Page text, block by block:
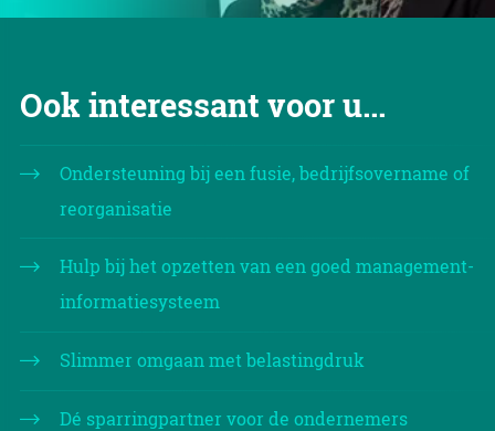
Ook interessant voor u...
Ondersteuning bij een fusie, bedrijfsovername of
reorganisatie
Hulp bij het opzetten van een goed management-
informatiesysteem
Slimmer omgaan met belastingdruk
Dé sparringpartner voor de ondernemers